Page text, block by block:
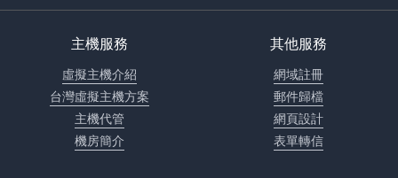
主機服務
虛擬主機介紹
台灣虛擬主機方案
主機代管
機房簡介
其他服務
網域註冊
郵件歸檔
網頁設計
表單轉信